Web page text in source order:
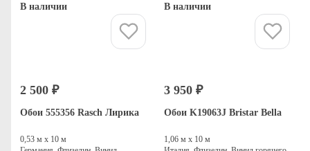
В наличии В наличии
2 500 ₽
Обои 555356 Rasch Лирика
0,53 м х 10 м
3 950 ₽
Обои K19063J Bristar Bella
1,06 м х 10 м